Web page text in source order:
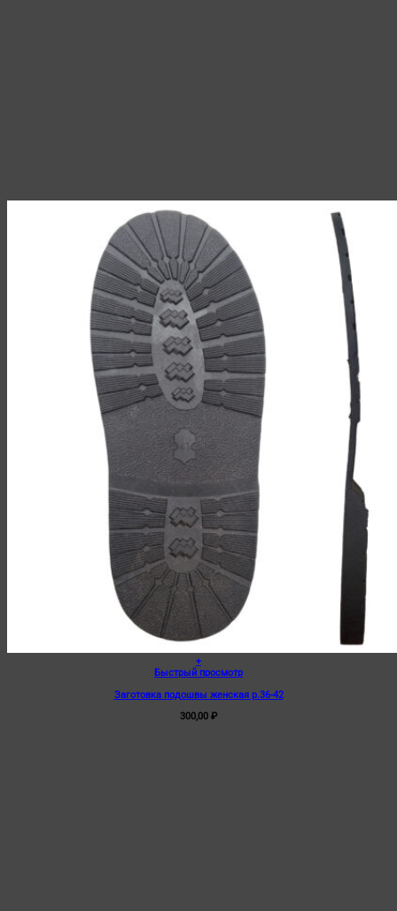
+
Быстрый просмотр
Заготовка подошвы женская р.36-42
300,00 ₽